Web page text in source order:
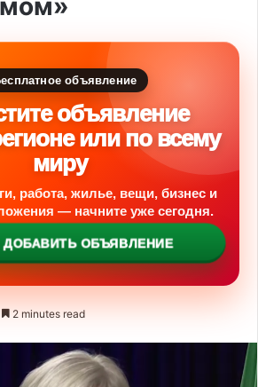
объявление
объявление
или по всему
миру
работа, жилье, вещи, бизнес и
— начните уже сегодня.
ДОБАВИТЬ ОБЪЯВЛЕНИЕ
2 minutes read